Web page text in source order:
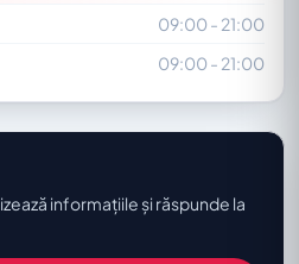
09:00 - 21:00
09:00 - 21:00
informațiile și răspunde la